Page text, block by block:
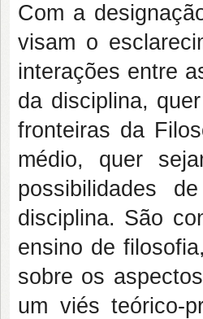
Com a
visam o
interações entre
da disciplina,
fronteiras da
médio, quer
possibilidades
disciplina. São
ensino de
sobre os
um viés teórico-